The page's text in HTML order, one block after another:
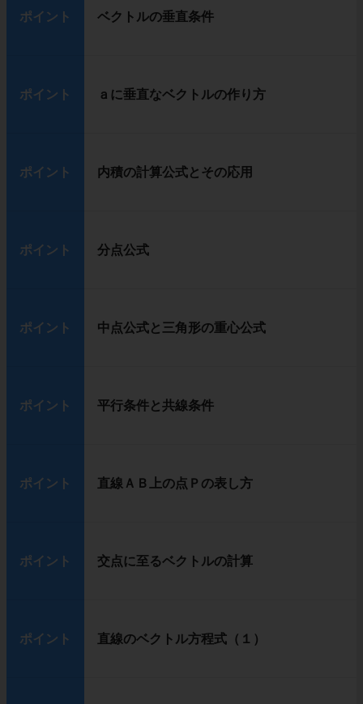
ポイント ベクトルの垂直条件
ポイント ａに垂直なベクトルの作り方
ポイント 内積の計算公式とその応用
ポイント 分点公式
ポイント 中点公式と三角形の重心公式
ポイント 平行条件と共線条件
ポイント 直線ＡＢ上の点Ｐの表し方
ポイント 交点に至るベクトルの計算
ポイント 直線のベクトル方程式（１）